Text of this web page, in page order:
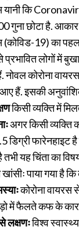
यानी कि
गुना छोटा है.
(कोविड-19) का
लोगों में
कोरोना
हैं. इसकी
किसी व्यक्ति में
अगर किसी व्यक्ति
फारेनहाइट
यह चिंता का
पाया गया है
कोरोना
में फैलते कफ के कारण
लक्षणःविश्व